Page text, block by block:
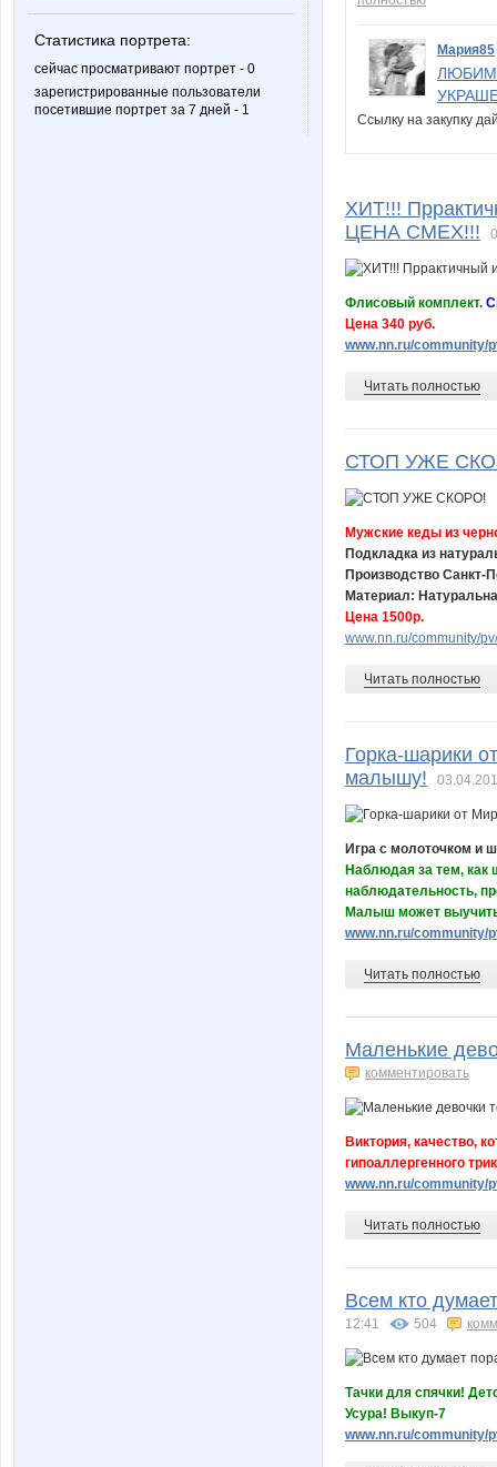
Статистика портрета:
сейчас просматривают портрет - 0
зарегистрированные пользователи
посетившие портрет за 7 дней - 1
Мария85
Ссылку на закупку
ХИТ!!!
ЦЕНА СМЕХ!!!
Флисовый комплект.
Цена 340 руб.
www.nn.ru/community/
Читать полностью
СТОП УЖЕ
Мужские кеды из
Подкладка из
Производство Санкт-
Материал:
Цена 1500р.
www.nn.ru/community/
Читать полностью
Горка-шарики
малышу!
Игра с молоточком и
Наблюдая за тем, как
наблюдательность,
Малыш может выучить
www.nn.ru/community/
Читать полностью
Маленькие
комментировать
Виктория, качество,
гипоаллергенного
www.nn.ru/community/
Читать полностью
Всем кто
12:41 504
Тачки для спячки!
Усура! Выкуп-7
www.nn.ru/community/